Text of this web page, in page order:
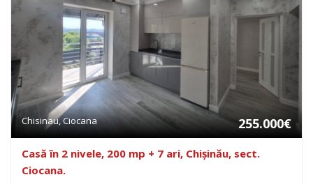
Chisinau, Ciocana 255.000€
Casă în 2 nivele, 200 mp + 7 ari, Chișinău, sect.
Ciocana.